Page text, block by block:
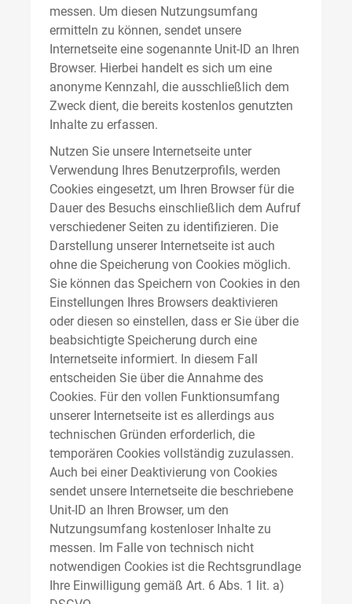
messen. Um diesen Nutzungsumfang
ermitteln zu können, sendet unsere
Internetseite eine sogenannte Unit-ID an Ihren
Browser. Hierbei handelt es sich um eine
anonyme Kennzahl, die ausschließlich dem
Zweck dient, die bereits kostenlos genutzten
Inhalte zu erfassen.
Nutzen Sie unsere Internetseite unter
Verwendung Ihres Benutzerprofils, werden
Cookies eingesetzt, um Ihren Browser für die
Dauer des Besuchs einschließlich dem Aufruf
verschiedener Seiten zu identifizieren. Die
Darstellung unserer Internetseite ist auch
ohne die Speicherung von Cookies möglich.
Sie können das Speichern von Cookies in den
Einstellungen Ihres Browsers deaktivieren
oder diesen so einstellen, dass er Sie über die
beabsichtigte Speicherung durch eine
Internetseite informiert. In diesem Fall
entscheiden Sie über die Annahme des
Cookies. Für den vollen Funktionsumfang
unserer Internetseite ist es allerdings aus
technischen Gründen erforderlich, die
temporären Cookies vollständig zuzulassen.
Auch bei einer Deaktivierung von Cookies
sendet unsere Internetseite die beschriebene
Unit-ID an Ihren Browser, um den
Nutzungsumfang kostenloser Inhalte zu
messen. Im Falle von technisch nicht
notwendigen Cookies ist die Rechtsgrundlage
Ihre Einwilligung gemäß Art. 6 Abs. 1 lit. a)